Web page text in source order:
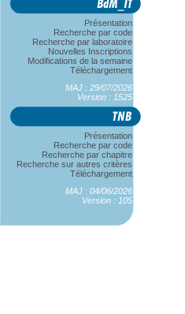
Présentation
Recherche par code
Recherche par laboratoire
Nouvelles Inscriptions
Modifications de la semaine
Téléchargement
MAJ : 29/07/2026
Version : 1525
Présentation
Recherche par code
Recherche par chapitre
Recherche sur autres critères
Téléchargement
MAJ : 04/06/2026
Version : 105